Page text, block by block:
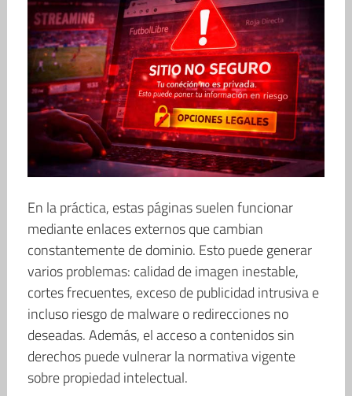
En la práctica, estas páginas suelen funcionar
mediante enlaces externos que cambian
constantemente de dominio. Esto puede generar
varios problemas: calidad de imagen inestable,
cortes frecuentes, exceso de publicidad intrusiva e
incluso riesgo de malware o redirecciones no
deseadas. Además, el acceso a contenidos sin
derechos puede vulnerar la normativa vigente
sobre propiedad intelectual.